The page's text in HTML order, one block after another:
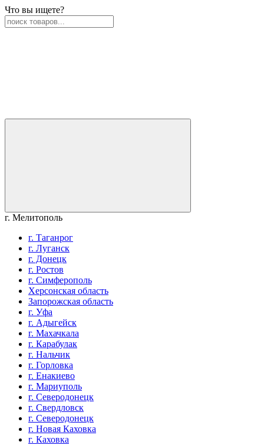
Что вы ищете?
г. Мелитополь
г. Таганрог
г. Луганск
г. Донецк
г. Ростов
г. Симферополь
Херсонская область
Запорожская область
г. Уфа
г. Адыгейск
г. Махачкала
г. Карабулак
г. Нальчик
г. Горловка
г. Енакиево
г. Мариуполь
г. Северодонецк
г. Свердловск
г. Северодонецк
г. Новая Каховка
г. Каховка